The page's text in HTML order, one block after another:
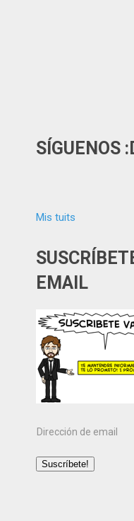
SÍGUENOS
Mis tuits
EMAIL
Dirección
email
Suscríbete!